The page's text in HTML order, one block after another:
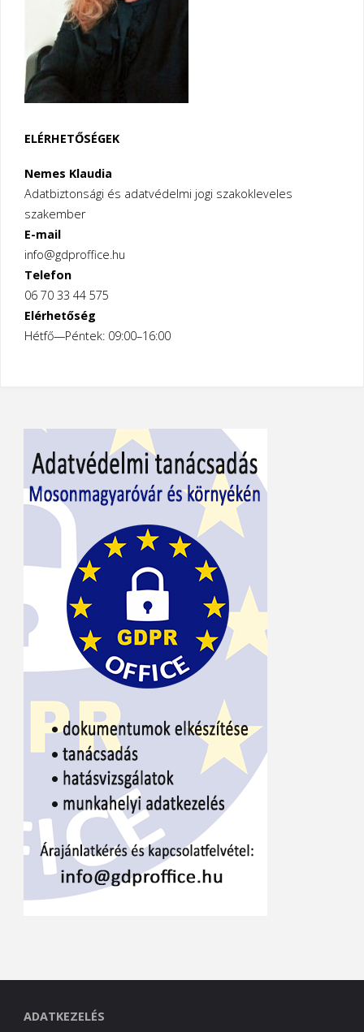
ELÉRHETŐSÉGEK
Nemes Klaudia
Adatbiztonsági és adatvédelmi jogi szakokleveles
szakember
E-mail
info@gdproffice.hu
Telefon
06 70 33 44 575
Elérhetőség
Hétfő—Péntek: 09:00–16:00
ADATKEZELÉS